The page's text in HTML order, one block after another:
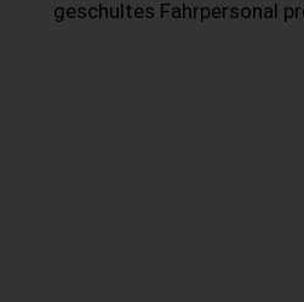
geschultes Fahrpersonal